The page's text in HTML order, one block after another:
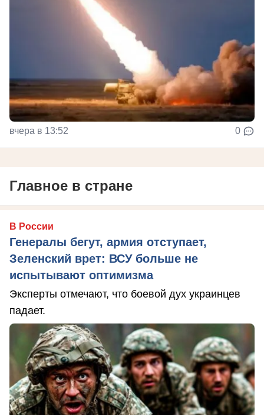
вчера в 13:52 0
Главное в стране
В России
Генералы бегут, армия отступает,
Зеленский врет: ВСУ больше не
испытывают оптимизма
Эксперты отмечают, что боевой дух украинцев
падает.